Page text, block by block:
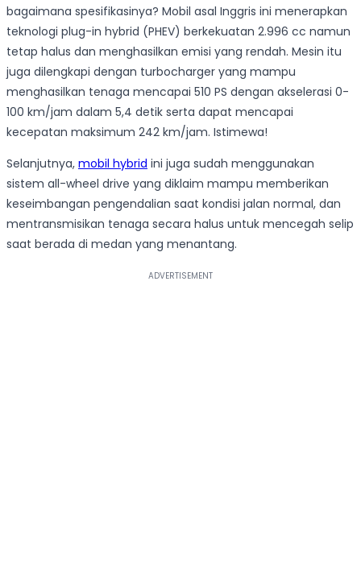
bagaimana spesifikasinya? Mobil asal Inggris ini menerapkan
teknologi plug-in hybrid (PHEV) berkekuatan 2.996 cc namun
tetap halus dan menghasilkan emisi yang rendah. Mesin itu
juga dilengkapi dengan turbocharger yang mampu
menghasilkan tenaga mencapai 510 PS dengan akselerasi 0-
100 km/jam dalam 5,4 detik serta dapat mencapai
kecepatan maksimum 242 km/jam. Istimewa!
Selanjutnya, mobil hybrid ini juga sudah menggunakan
sistem all-wheel drive yang diklaim mampu memberikan
keseimbangan pengendalian saat kondisi jalan normal, dan
mentransmisikan tenaga secara halus untuk mencegah selip
saat berada di medan yang menantang.